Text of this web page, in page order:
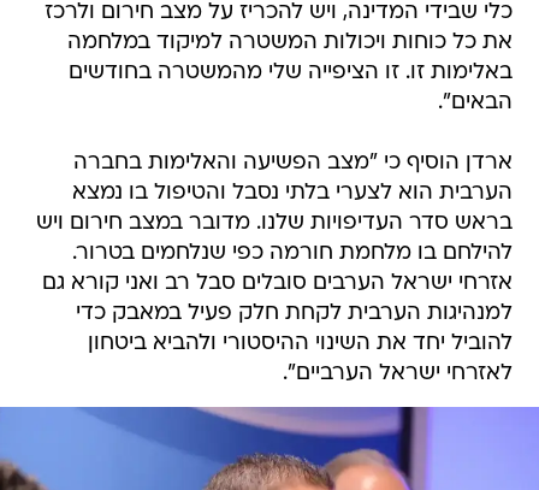
כלי שבידי המדינה, ויש להכריז על מצב חירום ולרכז
את כל כוחות ויכולות המשטרה למיקוד במלחמה
באלימות זו. זו הציפייה שלי מהמשטרה בחודשים
הבאים".
ארדן הוסיף כי "מצב הפשיעה והאלימות בחברה
הערבית הוא לצערי בלתי נסבל והטיפול בו נמצא
בראש סדר העדיפויות שלנו. מדובר במצב חירום ויש
להילחם בו מלחמת חורמה כפי שנלחמים בטרור.
אזרחי ישראל הערבים סובלים סבל רב ואני קורא גם
למנהיגות הערבית לקחת חלק פעיל במאבק כדי
להוביל יחד את השינוי ההיסטורי ולהביא ביטחון
לאזרחי ישראל הערביים".